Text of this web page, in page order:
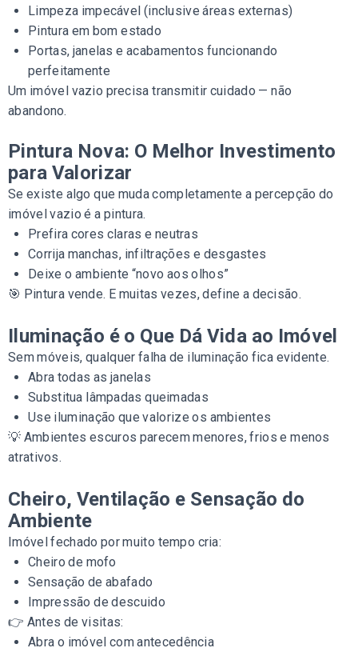
Limpeza impecável (inclusive áreas externas)
Pintura em bom estado
Portas, janelas e acabamentos funcionando
perfeitamente
Um imóvel vazio precisa transmitir cuidado — não
abandono.
Pintura Nova: O Melhor Investimento
para Valorizar
Se existe algo que muda completamente a percepção do
imóvel vazio é a pintura.
Prefira cores claras e neutras
Corrija manchas, infiltrações e desgastes
Deixe o ambiente “novo aos olhos”
🎯 Pintura vende. E muitas vezes, define a decisão.
Iluminação é o Que Dá Vida ao Imóvel
Sem móveis, qualquer falha de iluminação fica evidente.
Abra todas as janelas
Substitua lâmpadas queimadas
Use iluminação que valorize os ambientes
💡 Ambientes escuros parecem menores, frios e menos
atrativos.
Cheiro, Ventilação e Sensação do
Ambiente
Imóvel fechado por muito tempo cria:
Cheiro de mofo
Sensação de abafado
Impressão de descuido
👉 Antes de visitas:
Abra o imóvel com antecedência